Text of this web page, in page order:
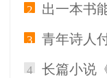
2
3
4